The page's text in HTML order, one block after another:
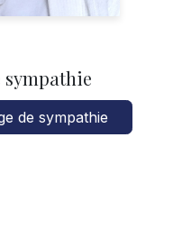
sympathie
de sympathie